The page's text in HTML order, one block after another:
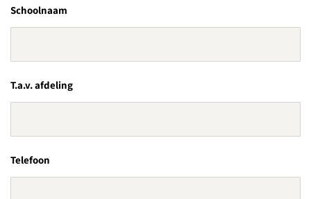
Schoolnaam
T.a.v. afdeling
Telefoon